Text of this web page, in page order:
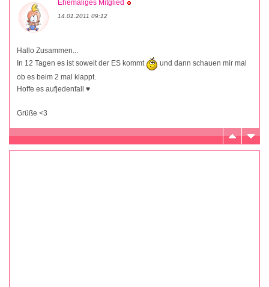
Ehemaliges Mitglied
14.01.2011 09:12
Hallo Zusammen...
In 12 Tagen es ist soweit der ES kommt
und dann schauen mir mal
ob es beim 2 mal klappt.
Hoffe es aufjedenfall ♥
Grüße <3